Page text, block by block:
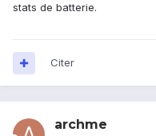
stats de batterie.
Citer
archme